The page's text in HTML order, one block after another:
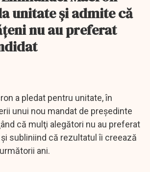
unitate şi admite că
nu au preferat
a pledat pentru unitate, în
unui nou mandat de preşedinte
că mulţi alegători nu au preferat
subliniind că rezultatul îi creează
ani.